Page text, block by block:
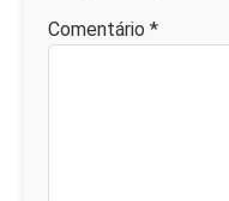
Comentário *